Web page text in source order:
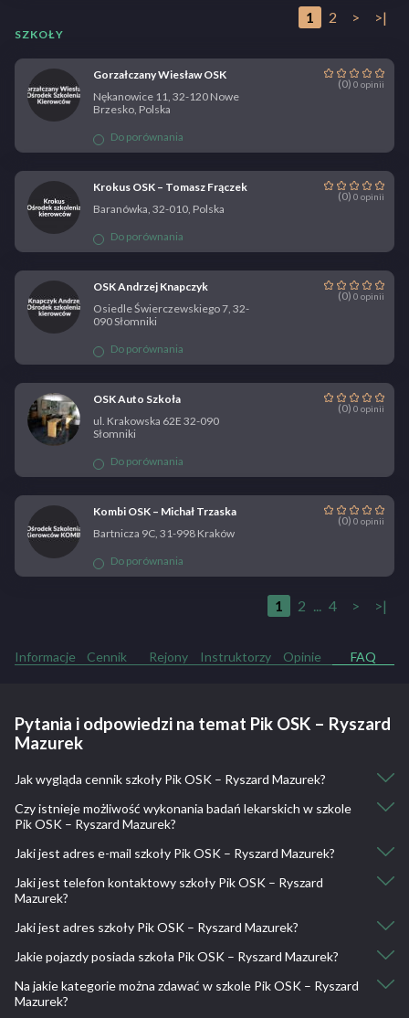
1 2 > >|
SZKOŁY
Gorzałczany Wiesław OSK
(0) 0 opinii
Nękanowice 11, 32-120 Nowe
Brzesko, Polska
Do porównania
Krokus OSK – Tomasz Frączek
(0) 0 opinii
Baranówka, 32-010, Polska
Do porównania
OSK Andrzej Knapczyk
(0) 0 opinii
Osiedle Świerczewskiego 7, 32-
090 Słomniki
Do porównania
OSK Auto Szkoła
(0) 0 opinii
ul. Krakowska 62E 32-090
Słomniki
Do porównania
Kombi OSK – Michał Trzaska
(0) 0 opinii
Bartnicza 9C, 31-998 Kraków
Do porównania
1 2 ... 4 > >|
Informacje Cennik Rejony Instruktorzy Opinie FAQ
Pytania i odpowiedzi na temat Pik OSK – Ryszard
Mazurek
Jak wygląda cennik szkoły Pik OSK – Ryszard Mazurek?
Kurs kat. AM: 900
Kurs kat. A1: 1700
Kurs kat. A2, A: 1800
posiadających A2: 850
Kurs kat. B: 1900
Kurs kat. B+E: 1400
Kurs kat. C+E: 2500
Kurs kat. D dla osób posiadających B: 4100
Kurs kat. D dla osób posiadających C: 2800
Czy istnieje możliwość wykonania badań lekarskich w szkole
Pik OSK – Ryszard Mazurek?
Nie, nie ma takiej możliwości.
Jaki jest adres e-mail szkoły Pik OSK – Ryszard Mazurek?
oskpik@interia.pl
Jaki jest telefon kontaktowy szkoły Pik OSK – Ryszard
Mazurek?
12 386 13 83
Jaki jest adres szkoły Pik OSK – Ryszard Mazurek?
Partyzantów 59, 32-100 Proszowice, Polska
Jakie pojazdy posiada szkoła Pik OSK – Ryszard Mazurek?
Romet ZetKA50, Hyundai i20, Kia Rio, Daf LF 55.280, Seat
Alhambra
Na jakie kategorie można zdawać w szkole Pik OSK – Ryszard
Mazurek?